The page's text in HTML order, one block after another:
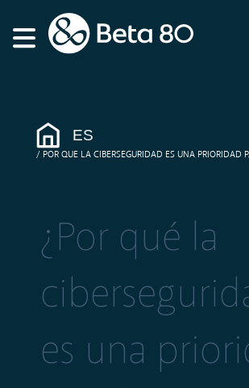
ES
POR QUE LA CIBERSEGURIDAD ES UNA PRIORIDAD
¿Por qué la
es una